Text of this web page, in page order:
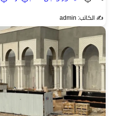
✍️ الكاتب: admin